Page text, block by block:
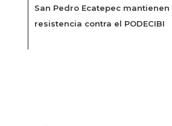
San Pedro Ecatepec mantienen
resistencia contra el PODECIBI